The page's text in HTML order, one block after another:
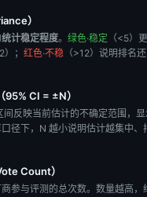
）
统计稳定程度。 绿色·稳定 （<5）
）； 红色·不稳 （>12）说明排名
95% CI = ±N）
间反映当前估计的不确定范围，显
径下，N 越小说明估计越集中、
Count）
参与评测的总次数。数量越高，